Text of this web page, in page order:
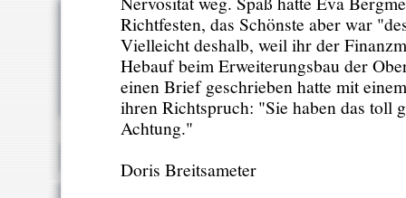
Richtfesten, das Schönste aber war
Vielleicht deshalb, weil ihr der
Hebauf beim Erweiterungsbau der
einen Brief geschrieben hatte mit
ihren Richtspruch: "Sie haben das toll
Achtung."
Doris Breitsameter